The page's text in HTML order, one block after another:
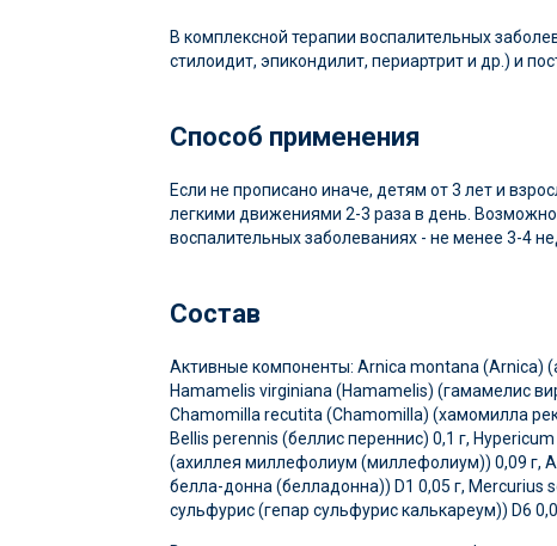
В комплексной терапии воспалительных
стилоидит, эпикондилит, периартрит и др.) и
Способ применения
Если не прописано иначе, детям от 3 лет и
легкими движениями 2-3 раза в день.
воспалительных заболеваниях - не менее 3-4
Состав
Активные компоненты: Arnica montana (Arnica)
Hamamelis virginiana (Hamamelis) (гамамелис
Chamomilla recutita (Chamomilla) (хамомилла
Bellis perennis (беллис переннис) 0,1 г,
(ахиллея миллефолиум (миллефолиум)) 0,09 г,
белла-донна (белладонна)) D1 0,05 г, Mercurius
сульфурис (гепар сульфурис калькареум)) D6